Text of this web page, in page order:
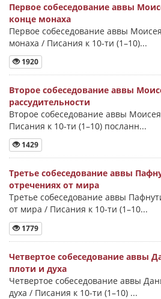
Первое собеседование аввы
конце монаха
Первое собеседование аввы
монаха / Писания к 10-ти (1–10)...
1920
Второе собеседование аввы
рассудительности
Второе собеседование аввы
Писания к 10-ти (1–10) посланн...
1429
Третье собеседование аввы
отречениях от мира
Третье собеседование аввы
от мира / Писания к 10-ти (1–10...
1779
Четвертое собеседование аввы
плоти и духа
Четвертое собеседование аввы
духа / Писания к 10-ти (1–10) ...